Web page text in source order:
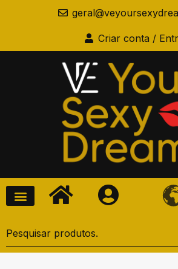
Criar conta /